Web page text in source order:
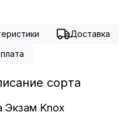
Доставка
сорта
Экзам Knox